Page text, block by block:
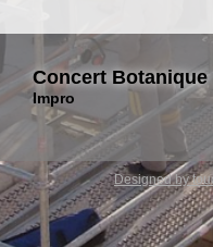
Concert Botanique
Impro
Designed by